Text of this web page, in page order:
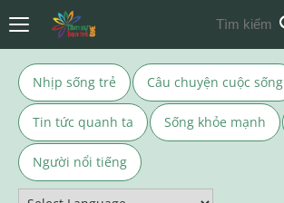
Nhịp sống trẻ Câu chuyện cuộc sống
Tin tức quanh ta Sống khỏe mạnh
Người nổi tiếng